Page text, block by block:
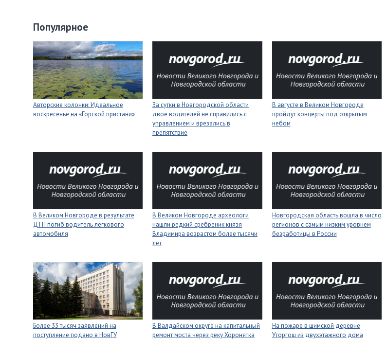
Популярное
Авторские колонки: Идеальное
воскресенье на «Горской пристани»
За сутки в Новгородской области
двое водителей не справились с
управлением и врезались в
препятствие
В августе в Великом Новгороде
пройдут концерты под открытым
небом
В Великом Новгороде в результате
ДТП погиб водитель легкового
автомобиля
В Великом Новгороде археологи
нашли редкий сребреник князя
Владимира возрастом более тысячи
лет
Новгородская область вошла в число
регионов с самым низким уровнем
безработицы в России
Более 33 тысяч заявлений на
поступление подано в НовГУ
В Валдайском округе на капитальный
ремонт моста через реку Хоронятка
На пожаре в шимской деревне
Уторгош из двухэтажного дома